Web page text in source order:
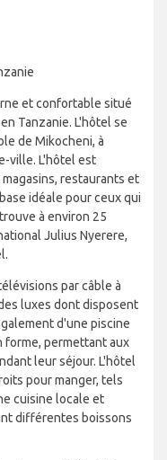
et confortable situé
Tanzanie. L'hôtel se
de Mikocheni, à
ville. L'hôtel est
restaurants et
idéale pour ceux qui
à environ 25
Julius Nyerere,
par câble à
luxes dont disposent
d'une piscine
forme, permettant aux
leur séjour. L'hôtel
pour manger, tels
cuisine locale et
différentes boissons